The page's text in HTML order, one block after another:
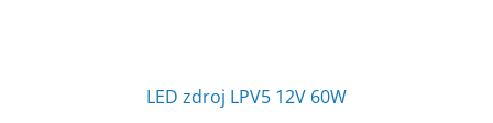
LED zdroj LPV5 12V 60W